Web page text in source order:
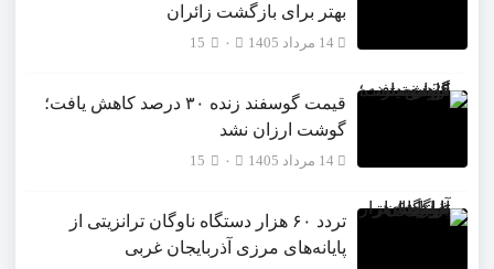
بهتر برای بازگشت زائران
14 مرداد 1405 15
قیمت گوسفند زنده ۳۰ درصد کاهش یافت؛
گوشت ارزان نشد
14 مرداد 1405 15
تردد ۶۰ هزار دستگاه ناوگان ترانزیتی از
پایانه‌های مرزی آذربایجان ‌غربی